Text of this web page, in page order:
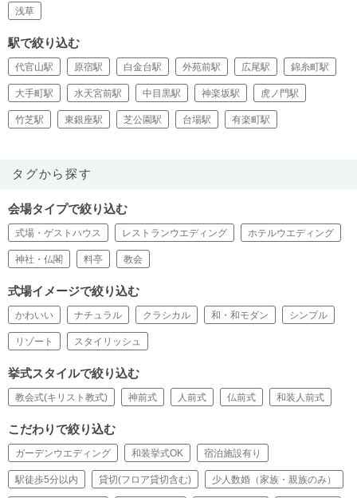
浅草
駅で絞り込む
代官山駅 原宿駅 白金台駅 外苑前駅 広尾駅 錦糸町駅
大手町駅 水天宮前駅 中目黒駅 神楽坂駅 虎ノ門駅
竹芝駅 東銀座駅 芝公園駅 台場駅 有楽町駅
タグから探す
会場タイプで絞り込む
式場・ゲストハウス レストランウエディング ホテルウエディング
神社・仏閣 料亭 教会
式場イメージで絞り込む
かわいい ナチュラル クラシカル 和・和モダン シンプル
リゾート スタイリッシュ
挙式スタイルで絞り込む
教会式(キリスト教式) 神前式 人前式 仏前式 和装人前式
こだわりで絞り込む
ガーデンウエディング 和装挙式OK 宿泊施設有り
駅徒歩5分以内 貸切(フロア貸切含む) 少人数婚（家族・親族のみ）